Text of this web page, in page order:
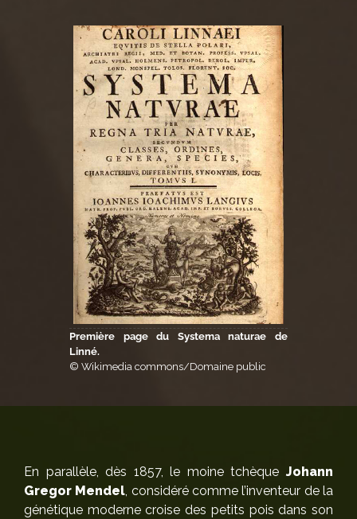
Première page du Systema naturae de
Linné.
© Wikimedia commons/Domaine public
En parallèle, dès 1857, le moine tchèque Johann
Gregor Mendel, considéré comme l’inventeur de la
génétique moderne croise des petits pois dans son